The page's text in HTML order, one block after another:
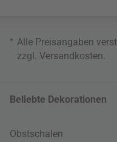
* Alle Preisangaben
zzgl. Versandkosten
Beliebte Dekorationen
Obstschalen